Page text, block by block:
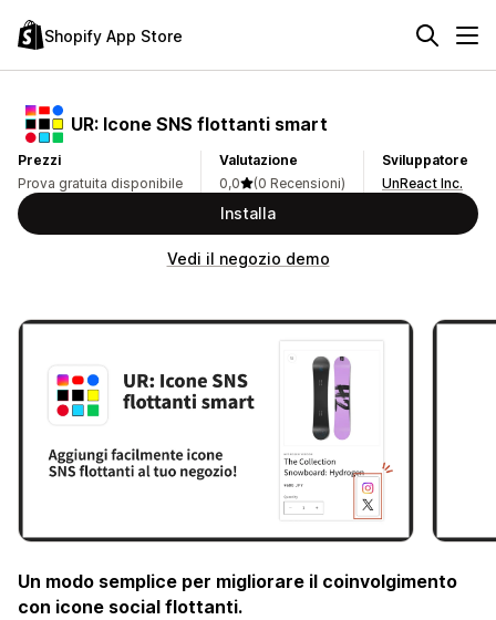
Shopify App Store
UR: Icone SNS flottanti smart
Prezzi
Prova gratuita disponibile
Valutazione
0,0
(0 Recensioni)
Sviluppatore
UnReact Inc.
Installa
Vedi il negozio demo
Un modo semplice per migliorare il coinvolgimento
con icone social flottanti.